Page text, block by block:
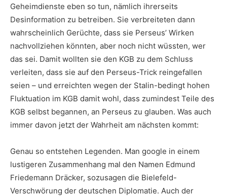
Geheimdienste eben so tun, nämlich ihrerseits
Desinformation zu betreiben. Sie verbreiteten dann
wahrscheinlich Gerüchte, dass sie Perseus’ Wirken
nachvollziehen könnten, aber noch nicht wüssten, wer
das sei. Damit wollten sie den KGB zu dem Schluss
verleiten, dass sie auf den Perseus-Trick reingefallen
seien – und erreichten wegen der Stalin-bedingt hohen
Fluktuation im KGB damit wohl, dass zumindest Teile des
KGB selbst begannen, an Perseus zu glauben. Was auch
immer davon jetzt der Wahrheit am nächsten kommt:
Genau so entstehen Legenden. Man google in einem
lustigeren Zusammenhang mal den Namen Edmund
Friedemann Dräcker, sozusagen die Bielefeld-
Verschwörung der deutschen Diplomatie. Auch der